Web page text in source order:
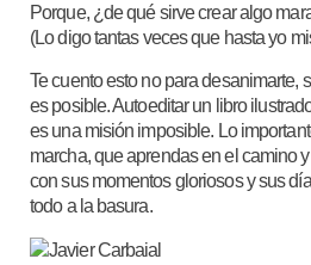
Porque, ¿de qué sirve crear algo
(Lo digo tantas veces que hasta yo
Te cuento esto no para desanimarte,
es posible. Autoeditar un libro
es una misión imposible. Lo
marcha, que aprendas en el camino
con sus momentos gloriosos y sus
todo a la basura.